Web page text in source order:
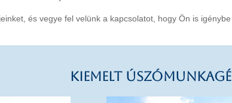
és vegye fel velünk a kapcsolatot, hogy Ön is
KIEMELT